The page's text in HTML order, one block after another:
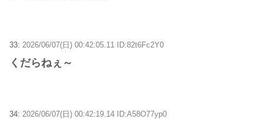
33: 2026/06/07(日) 00:42:05.11 ID:82t6Fc2Y0
くだらねぇ～
34: 2026/06/07(日) 00:42:19.14 ID:A58O77yp0